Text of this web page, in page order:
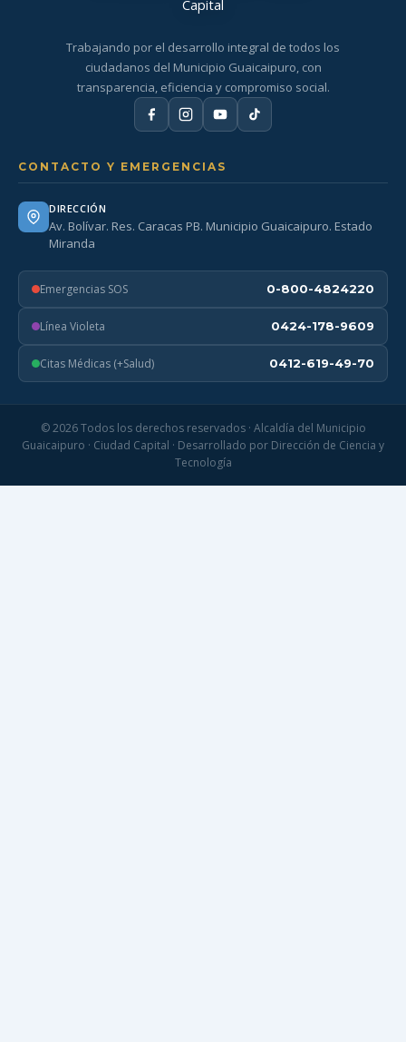
Trabajando por el desarrollo integral de todos los
ciudadanos del Municipio Guaicaipuro, con
transparencia, eficiencia y compromiso social.
CONTACTO Y EMERGENCIAS
DIRECCIÓN
Av. Bolívar. Res. Caracas PB. Municipio Guaicaipuro. Estado
Miranda
Emergencias SOS 0-800-4824220
Línea Violeta 0424-178-9609
Citas Médicas (+Salud) 0412-619-49-70
© 2026 Todos los derechos reservados · Alcaldía del Municipio
Guaicaipuro · Ciudad Capital · Desarrollado por Dirección de Ciencia y
Tecnología